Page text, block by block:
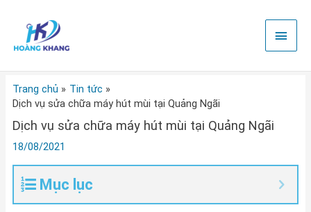
dung
Menu
chính
Trang chủ
Tin tức
Dịch vụ sửa chữa máy hút mùi tại Quảng Ngãi
Dịch vụ sửa chữa máy hút mùi tại Quảng Ngãi
18/08/2021
Mục lục